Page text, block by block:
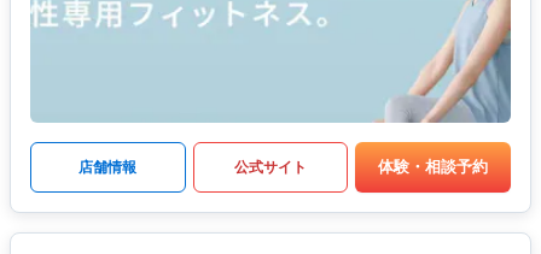
店舗情報 公式サイト 体験・相談予約